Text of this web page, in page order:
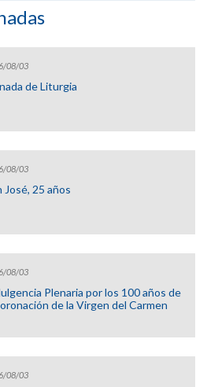
08/03
de Liturgia
08/03
José, 25 años
08/03
Plenaria por los 100 años de
de la Virgen del Carmen
08/03